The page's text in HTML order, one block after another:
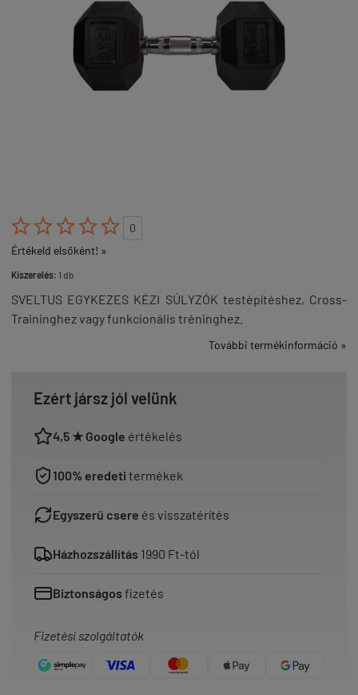

0
Értékeld elsőként! »
Kiszerelés: 1 db
SVELTUS EGYKEZES KÉZI SÚLYZÓK testépítéshez, Cross-
Traininghez vagy funkcionális tréninghez.
További termékinformáció »
Ezért jársz jól velünk
4,5 ★ Google értékelés
100% eredeti termékek
Egyszerű csere és visszatérítés
Házhozszállítás 1990 Ft-tól
Biztonságosfizetés
Fizetési szolgáltatók